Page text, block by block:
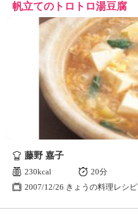
帆立てのトロトロ湯豆腐
藤野 嘉子
230kcal
20分
2007/12/26 きょうの料理レシピ